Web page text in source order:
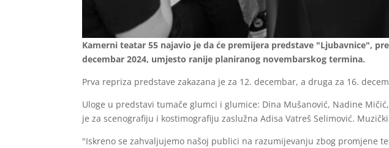
Kamerni teatar 55 najavio je da će premijera predstave "Ljubavnice",
decembar 2024, umjesto ranije planiranog novembarskog termina.
Prva repriza predstave zakazana je za 12. decembar, a druga za 16.
Uloge u predstavi tumače glumci i glumice: Dina Mušanović, Nadine
je za scenografiju i kostimografiju zaslužna Adisa Vatreš Selimović.
"Iskreno se zahvaljujemo našoj publici na razumijevanju zbog promjene